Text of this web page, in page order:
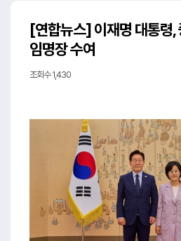
[연합뉴스] 이재명 대통령,
임명장 수여
조회수 1,430